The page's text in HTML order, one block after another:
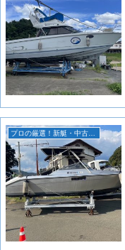
プロの厳選！新艇・中古艇情報！